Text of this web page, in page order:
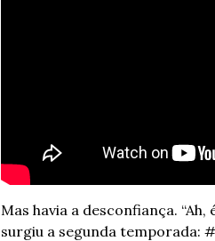
Mas havia a desconfiança. “Ah,
surgiu a segunda temporada: